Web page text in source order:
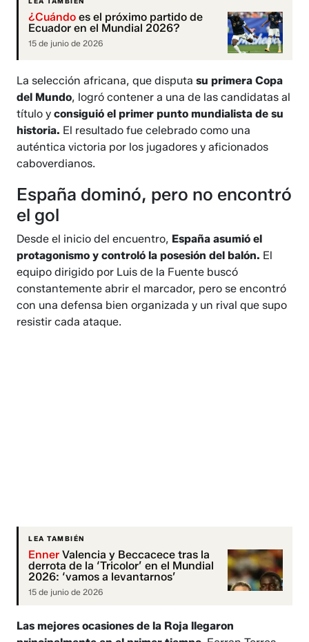
¿Cuándo es el próximo partido de
Ecuador en el Mundial 2026?
15 de junio de 2026
La selección africana, que disputasu primera Copa
del Mundo, logró contener a una de las candidatas al
título yconsiguió el primer punto mundialista de su
historia. El resultado fue celebrado como una
auténtica victoria por los jugadores y aficionados
caboverdianos.
España dominó, pero no encontró
el gol
Desde el inicio del encuentro, España asumió el
protagonismo y controló la posesión del balón. El
equipo dirigido por Luis de la Fuente buscó
constantemente abrir el marcador, pero se encontró
con una defensa bien organizada y un rival que supo
resistir cada ataque.
LEA TAMBIÉN
Enner Valencia y Beccacece tras la
derrota de la ‘Tricolor’ en el Mundial
2026: ‘vamos a levantarnos’
15 de junio de 2026
Las mejores ocasiones de la Roja llegaron